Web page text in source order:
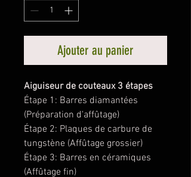
Ajouter au panier
Aiguiseur de couteaux 3 étapes
Étape 1: Barres diamantées
(Préparation d'affûtage)
Étape 2: Plaques de carbure de
tungstène (Affûtage grossier)
Étape 3: Barres en céramiques
(Affûtage fin)